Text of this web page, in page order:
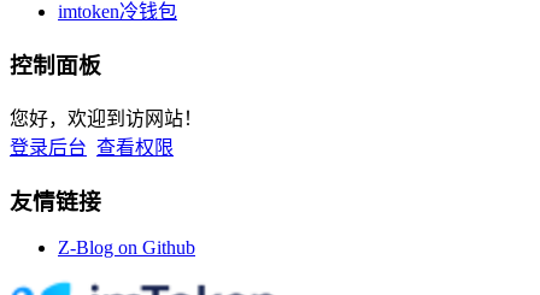
imtoken冷钱包
控制面板
您好，欢迎到访网站！
登录后台 查看权限
友情链接
Z-Blog on Github